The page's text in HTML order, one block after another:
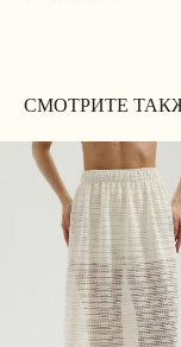
СМОТРИТЕ
Личный кабинет
Истории Márte
Сертификаты
МАГАЗИН
+7 (912) 254-21-96
MARTE@MARTE-
КОНТАКТЫ
(Ежедневно 10:00–22:00 ЕКБ /